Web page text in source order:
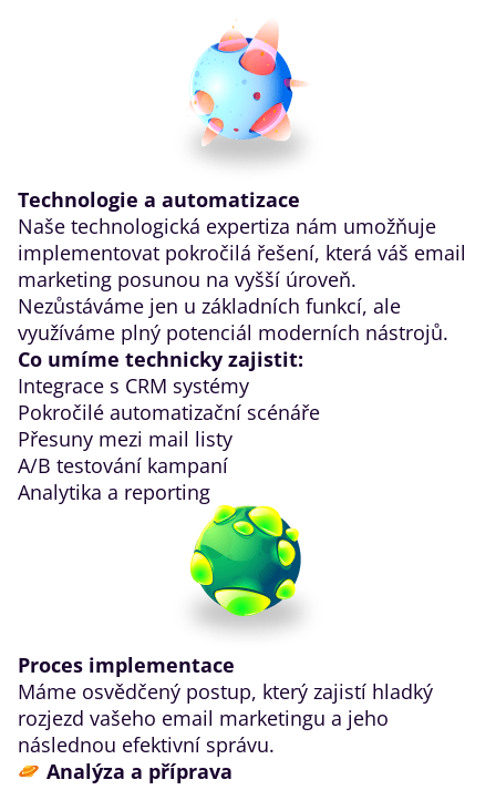
Technologie a automatizace
Naše technologická expertiza nám umožňuje
implementovat pokročilá řešení, která váš email
marketing posunou na vyšší úroveň.
Nezůstáváme jen u základních funkcí, ale
využíváme plný potenciál moderních nástrojů.
Co umíme technicky zajistit:
Integrace s CRM systémy
Pokročilé automatizační scénáře
Přesuny mezi mail listy
A/B testování kampaní
Analytika a reporting
Proces implementace
Máme osvědčený postup, který zajistí hladký
rozjezd vašeho email marketingu a jeho
následnou efektivní správu.
Analýza a příprava